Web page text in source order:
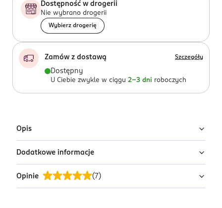
Dostępność w drogerii
Nie wybrano drogerii
Wybierz drogerię
Zamów z dostawą Szczegóły
Dostępny
U Ciebie zwykle w ciągu 2-3 dni roboczych
Opis
Uwaga: wysyłamy losowy wariant!
Produkt występuje w różnych wariantach i pakowany
jest losowo. Zdjęcia pokazują przykładowe warianty.
Dodatkowe informacje
PRZYGOTOWANIE I STOSOWANIE
Dla czystego uczucia w ustach i zdrowych dziąseł
Opinie ( 7 )